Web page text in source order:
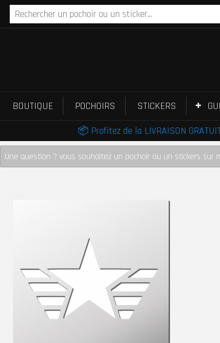
BOUTIQUE POCHOIRS STICKERS
📦 Profitez de la LIVRAISON
Une question ? vous souhaitez un pochoir ou un stickers sur